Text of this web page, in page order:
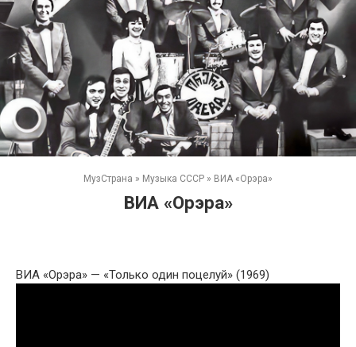
МузСтрана » Музыка СССР » ВИА «Орэра»
ВИА «Орэра»
ВИА «Орэра» — «Только один поцелуй» (1969)